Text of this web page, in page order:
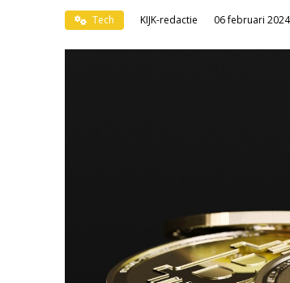
Tech KIJK-redactie 06 februari